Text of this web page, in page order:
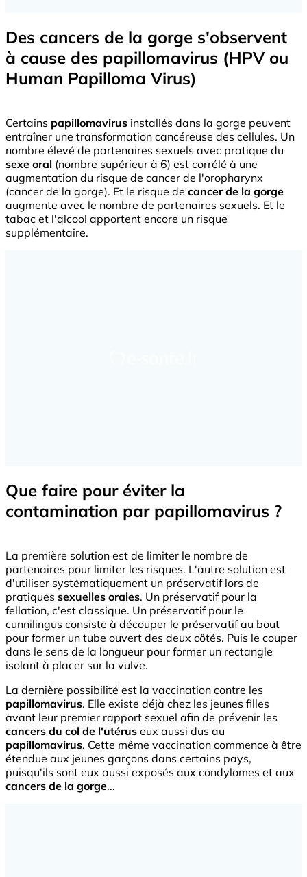
Des cancers de la gorge s'observent
à cause des papillomavirus (HPV ou
Human Papilloma Virus)
Certains papillomavirus installés dans la gorge peuvent
entraîner une transformation cancéreuse des cellules. Un
nombre élevé de partenaires sexuels avec pratique du
sexe oral (nombre supérieur à 6) est corrélé à une
augmentation du risque de cancer de l'oropharynx
(cancer de la gorge). Et le risque de cancer de la gorge
augmente avec le nombre de partenaires sexuels. Et le
tabac et l'alcool apportent encore un risque
supplémentaire.
Que faire pour éviter la
contamination par papillomavirus ?
La première solution est de limiter le nombre de
partenaires pour limiter les risques. L'autre solution est
d'utiliser systématiquement un préservatif lors de
pratiques sexuelles orales. Un préservatif pour la
fellation, c'est classique. Un préservatif pour le
cunnilingus consiste à découper le préservatif au bout
pour former un tube ouvert des deux côtés. Puis le couper
dans le sens de la longueur pour former un rectangle
isolant à placer sur la vulve.
La dernière possibilité est la vaccination contre les
papillomavirus. Elle existe déjà chez les jeunes filles
avant leur premier rapport sexuel afin de prévenir les
cancers du col de l'utérus eux aussi dus au
papillomavirus. Cette même vaccination commence à être
étendue aux jeunes garçons dans certains pays,
puisqu'ils sont eux aussi exposés aux condylomes et aux
cancers de la gorge...